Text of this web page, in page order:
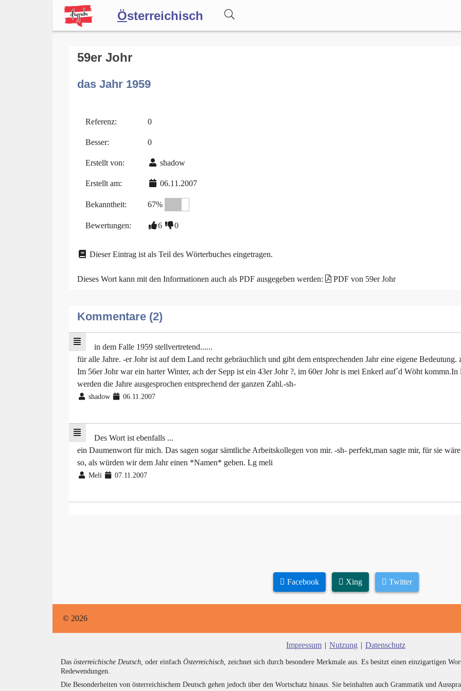
Österreichisch
Forum
Blog
59er Johr
das Jahr 1959
Referenz: 0
Besser: 0
Erstellt von: shadow
Erstellt am: 06.11.2007
Bekanntheit: 67%
Bewertungen: 6 0
Dieser Eintrag ist als Teil des Wörterbuches eingetragen.
Dieses Wort kann mit den Informationen auch als PDF ausgegeben werden: PDF von 59er Johr
Kommentare (2)
in dem Falle 1959 stellvertretend......
für alle Jahre. -er Johr ist auf dem Land recht gebräuchlich und gibt dem entsprechenden Jahr eine eigene Bedeutung.
Im 56er Johr war ein harter Winter, ach der Sepp ist ein 43er Johr ?, im 60er Johr is mei Enkerl auf´d Wöht kommn.In
werden die Jahre ausgesprochen entsprechend der ganzen Zahl.-sh-
shadow 06.11.2007
Des Wort ist ebenfalls ...
ein Daumenwort für mich. Das sagen sogar sämtliche Arbeitskollegen von mir. -sh- perfekt,man sagte mir, für sie wäre
so, als würden wir dem Jahr einen *Namen* geben. Lg meli
Meli 07.11.2007
Facebook Xing Twitter
© 2026
Impressum | Nutzung | Datenschutz
Das österreichische Deutsch , oder einfach Österreichisch , zeichnet sich durch besondere Merkmale aus. Es besitzt einen einzigartigen
Redewendungen.
Die Besonderheiten von österreichischem Deutsch gehen jedoch über den Wortschatz hinaus. Sie beinhalten auch Grammatik und